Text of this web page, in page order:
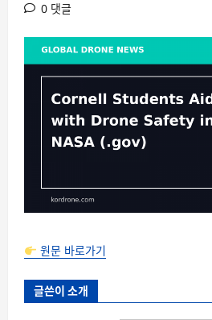
0 댓글
원문 바로가기
글쓴이 소개